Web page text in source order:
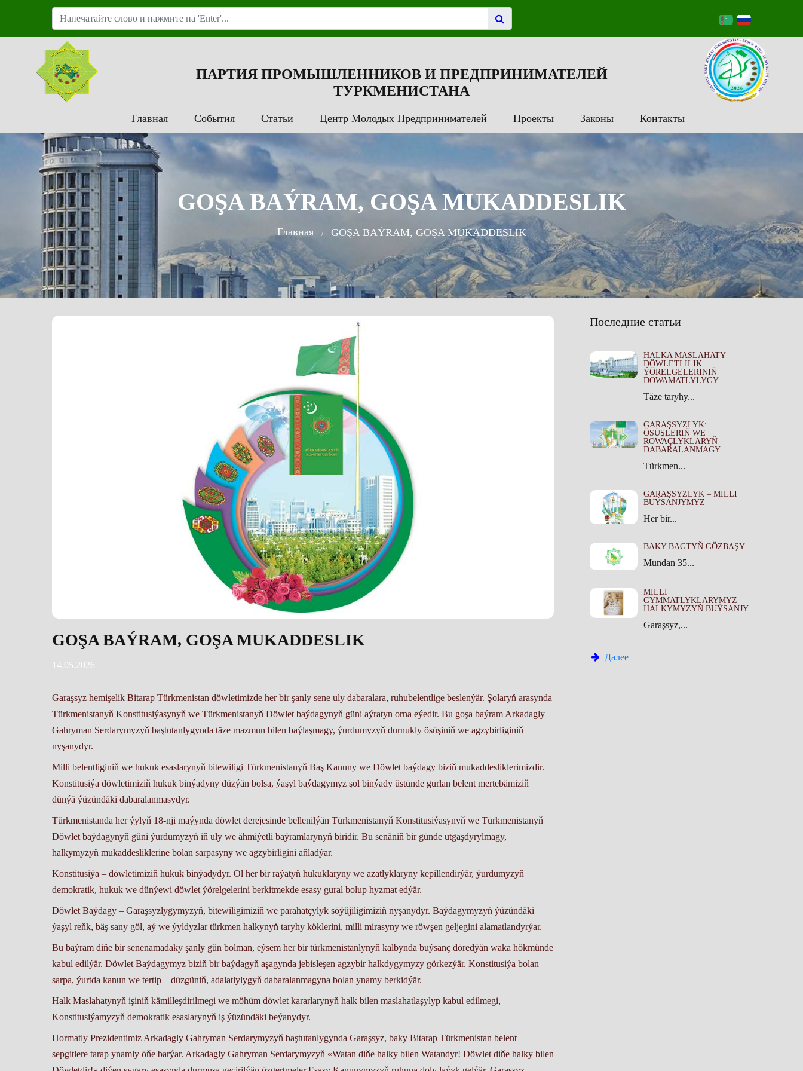
ПАРТИЯ ПРОМЫШЛЕННИКОВ И ПРЕДПРИНИМАТЕЛЕЙ
ТУРКМЕНИСТАНА
Главная События Статьи Центр Молодых Предпринимателей Проекты Законы Контакты
GOŞA BAÝRAM, GOŞA MUKADDESLIK
Главная GOŞA BAÝRAM, GOŞA MUKADDESLIK
Последние статьи
HALKA MASLAHATY —
DÖWLETLILIK
ÝÖRELGELERINIŇ
DOWAMATLYLYGY
Täze taryhy...
GARAŞSYZLYK:
ÖSÜŞLERIŇ WE
ROWAÇLYKLARYŇ
DABARALANMAGY
Türkmen...
GARAŞSYZLYK – MILLI
BUÝSANJYMYZ
Her bir...
BAKY BAGTYŇ GÖZBAŞY.
Mundan 35...
MILLI
GYMMATLYKLARYMYZ —
HALKYMYZYŇ BUÝSANJY
Garaşsyz,...
Далее
GOŞA BAÝRAM, GOŞA MUKADDESLIK
14.05.2026
Garaşsyz hemişelik Bitarap Türkmenistan döwletimizde her bir şanly sene uly dabaralara, ruhubelentlige beslenýär. Şolaryň arasynda
Türkmenistanyň Konstitusiýasynyň we Türkmenistanyň Döwlet baýdagynyň güni aýratyn orna eýedir. Bu goşa baýram Arkadagly
Gahryman Serdarymyzyň baştutanlygynda täze mazmun bilen baýlaşmagy, ýurdumyzyň durnukly ösüşiniň we agzybirliginiň
nyşanydyr.
Milli belentliginiň we hukuk esaslarynyň bitewiligi Türkmenistanyň Baş Kanuny we Döwlet baýdagy biziň mukaddesliklerimizdir.
Konstitusiýa döwletimiziň hukuk binýadyny düzýän bolsa, ýaşyl baýdagymyz şol binýady üstünde gurlan belent mertebämiziň
dünýä ýüzündäki dabaralanmasydyr.
Türkmenistanda her ýylyň 18-nji maýynda döwlet derejesinde bellenilýän Türkmenistanyň Konstitusiýasynyň we Türkmenistanyň
Döwlet baýdagynyň güni ýurdumyzyň iň uly we ähmiýetli baýramlarynyň biridir. Bu senäniň bir günde utgaşdyrylmagy,
halkymyzyň mukaddesliklerine bolan sarpasyny we agzybirligini aňladýar.
Konstitusiýa – döwletimiziň hukuk binýadydyr. Ol her bir raýatyň hukuklaryny we azatlyklaryny kepillendirýär, ýurdumyzyň
demokratik, hukuk we dünýewi döwlet ýörelgelerini berkitmekde esasy gural bolup hyzmat edýär.
Döwlet Baýdagy – Garaşsyzlygymyzyň, bitewiligimiziň we parahatçylyk söýüjiligimiziň nyşanydyr. Baýdagymyzyň ýüzündäki
ýaşyl reňk, bäş sany göl, aý we ýyldyzlar türkmen halkynyň taryhy köklerini, milli mirasyny we röwşen geljegini alamatlandyrýar.
Bu baýram diňe bir senenamadaky şanly gün bolman, eýsem her bir türkmenistanlynyň kalbynda buýsanç döredýän waka hökmünde
kabul edilýär. Döwlet Baýdagymyz biziň bir baýdagyň aşagynda jebisleşen agzybir halkdygymyzy görkezýär. Konstitusiýa bolan
sarpa, ýurtda kanun we tertip – düzgüniň, adalatlylygyň dabaralanmagyna bolan ynamy berkidýär.
Halk Maslahatynyň işiniň kämilleşdirilmegi we möhüm döwlet kararlarynyň halk bilen maslahatlaşylyp kabul edilmegi,
Konstitusiýamyzyň demokratik esaslarynyň iş ýüzündäki beýanydyr.
Hormatly Prezidentimiz Arkadagly Gahryman Serdarymyzyň baştutanlygynda Garaşsyz, baky Bitarap Türkmenistan belent
sepgitlere tarap ynamly öňe barýar. Arkadagly Gahryman Serdarymyzyň «Watan diňe halky bilen Watandyr! Döwlet diňe halky bilen